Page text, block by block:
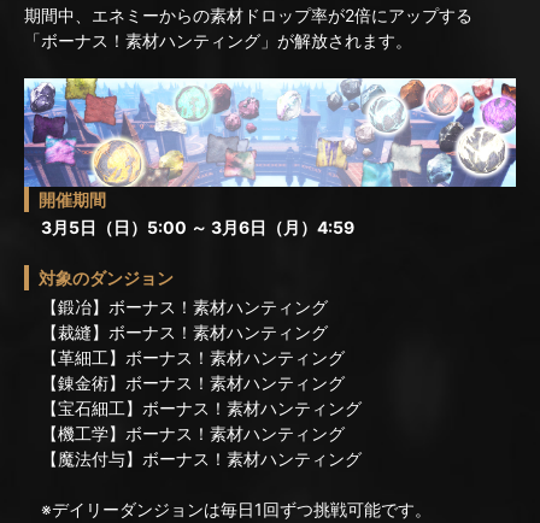
期間中、エネミーからの素材ドロップ率が2倍にアップする
「ボーナス！素材ハンティング」が解放されます。
開催期間
3月5日（日）5:00 ～ 3月6日（月）4:59
対象のダンジョン
【鍛冶】ボーナス！素材ハンティング
【裁縫】ボーナス！素材ハンティング
【革細工】ボーナス！素材ハンティング
【錬金術】ボーナス！素材ハンティング
【宝石細工】ボーナス！素材ハンティング
【機工学】ボーナス！素材ハンティング
【魔法付与】ボーナス！素材ハンティング
※デイリーダンジョンは毎日1回ずつ挑戦可能です。